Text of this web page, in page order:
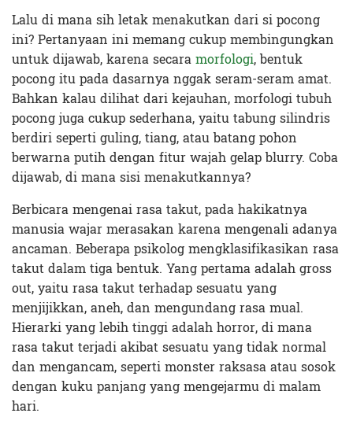
Lalu di mana sih letak menakutkan dari si pocong
ini? Pertanyaan ini memang cukup membingungkan
untuk dijawab, karena secaramorfologi, bentuk
pocong itu pada dasarnya nggak seram-seram amat.
Bahkan kalau dilihat dari kejauhan, morfologi tubuh
pocong juga cukup sederhana, yaitu tabung silindris
berdiri seperti guling, tiang, atau batang pohon
berwarna putih dengan fitur wajah gelap blurry. Coba
dijawab, di mana sisi menakutkannya?
Berbicara mengenai rasa takut, pada hakikatnya
manusia wajar merasakan karena mengenali adanya
ancaman. Beberapa psikolog mengklasifikasikan rasa
takut dalam tiga bentuk. Yang pertama adalah gross
out, yaitu rasa takut terhadap sesuatu yang
menjijikkan, aneh, dan mengundang rasa mual.
Hierarki yang lebih tinggi adalah horror, di mana
rasa takut terjadi akibat sesuatu yang tidak normal
dan mengancam, seperti monster raksasa atau sosok
dengan kuku panjang yang mengejarmu di malam
hari.